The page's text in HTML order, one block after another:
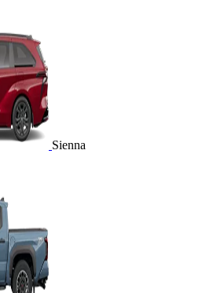
Sienna